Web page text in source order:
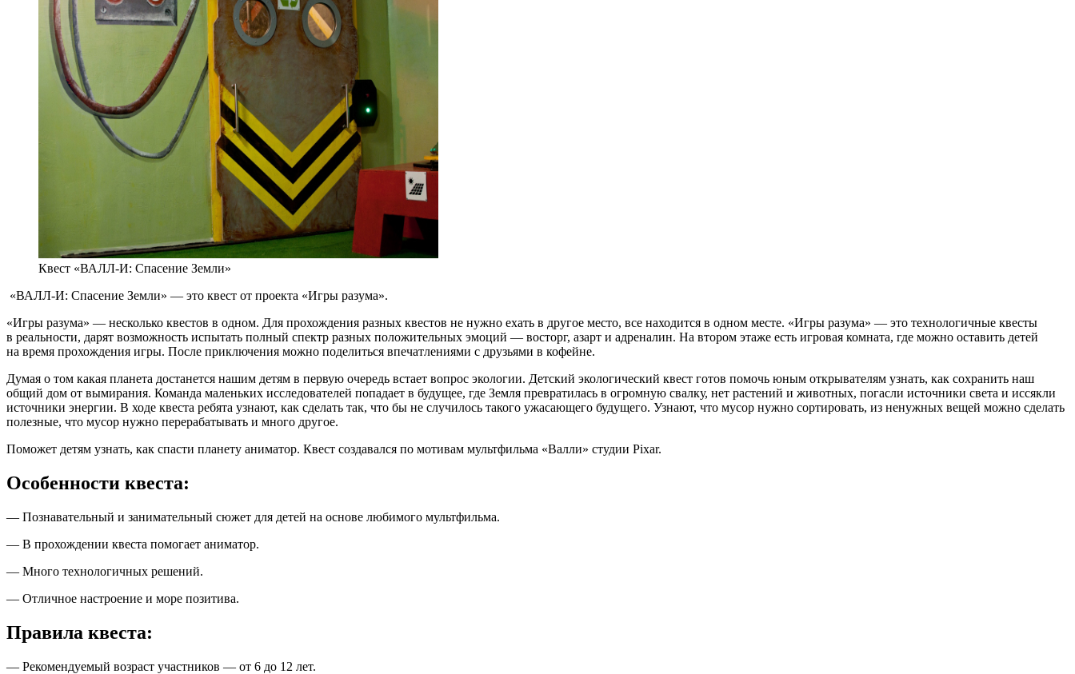
Квест «ВАЛЛ-И: Спасение Земли»
«ВАЛЛ-И: Спасение Земли» — это квест от проекта «Игры разума».
«Игры разума» — несколько квестов в одном. Для прохождения разных квестов не нужно ехать в другое место, все находится в одном месте. «Игры разума» — это технологичные квесты
в реальности, дарят возможность испытать полный спектр разных положительных эмоций — восторг, азарт и адреналин. На втором этаже есть игровая комната, где можно оставить детей
на время прохождения игры. После приключения можно поделиться впечатлениями с друзьями в кофейне.
Думая о том какая планета достанется нашим детям в первую очередь встает вопрос экологии. Детский экологический квест готов помочь юным открывателям узнать, как сохранить наш
общий дом от вымирания. Команда маленьких исследователей попадает в будущее, где Земля превратилась в огромную свалку, нет растений и животных, погасли источники света и иссякли
источники энергии. В ходе квеста ребята узнают, как сделать так, что бы не случилось такого ужасающего будущего. Узнают, что мусор нужно сортировать, из ненужных вещей можно сделать
полезные, что мусор нужно перерабатывать и много другое.
Поможет детям узнать, как спасти планету аниматор. Квест создавался по мотивам мультфильма «Валли» студии Pixar.
Особенности квеста:
— Познавательный и занимательный сюжет для детей на основе любимого мультфильма.
— В прохождении квеста помогает аниматор.
— Много технологичных решений.
— Отличное настроение и море позитива.
Правила квеста:
— Рекомендуемый возраст участников — от 6 до 12 лет.